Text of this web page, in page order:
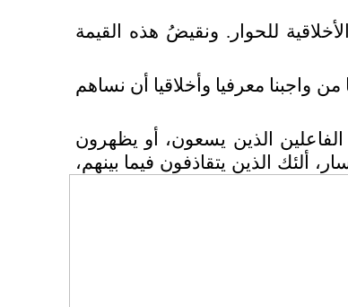
للحوار. ونقيضُ هذه القيمة
واجبنا معرفيا وأخلاقيا أن نساهم
الذين يسعون، أو يظهرون
ألئك الذين يتقاذفون فيما بينهم،